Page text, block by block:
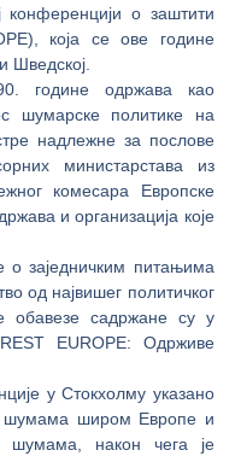
конференцији о заштити
која се ове године
Шведској.
године одржава као
шумарске политике на
надлежне за послове
министарстава из
комесара Европске
и организација које
заједничким питањима
од највишег политичког
обавезе садржане су у
EUROPE: Одрживе
у Стокхолму указано
шумама широм Европе и
шумама, након чега је